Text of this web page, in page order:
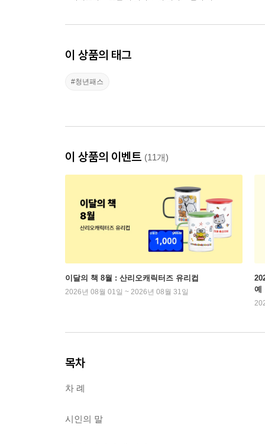
이 상품의 태그
#청년패스
이 상품의 이벤트 (11개)
이달의 책 8월 : 산리오캐릭터즈 유리컵
2026년 08월 01일 ~ 2026년 08월 31일
예
목차
차 례
시인의 말